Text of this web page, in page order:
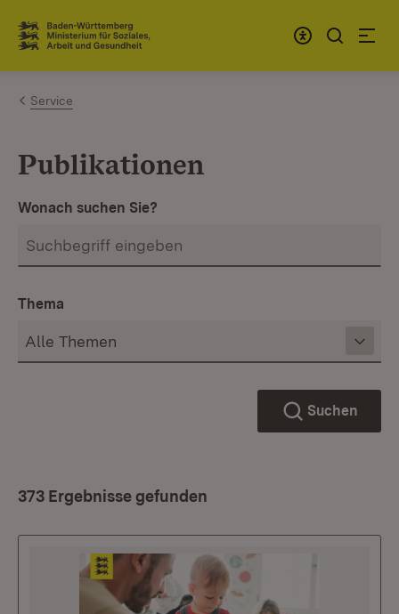
Zum Inhalt springen
Link zur Startseite
Service
Publikationen
Wonach suchen Sie?
Thema
Suchen
373 Ergebnisse gefunden